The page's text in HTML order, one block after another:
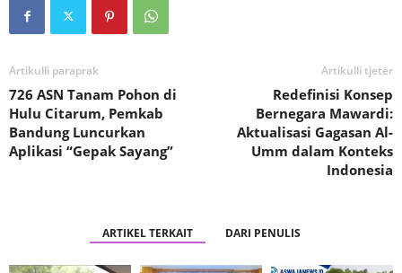
Artikulli paraprak
726 ASN Tanam Pohon di
Hulu Citarum, Pemkab
Bandung Luncurkan
Aplikasi “Gepak Sayang”
Artikulli tjetër
Redefinisi Konsep
Bernegara Mawardi:
Aktualisasi Gagasan Al-
Umm dalam Konteks
Indonesia
ARTIKEL TERKAIT DARI PENULIS